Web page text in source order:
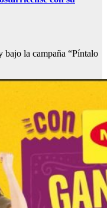
bajo la campaña “Píntalo